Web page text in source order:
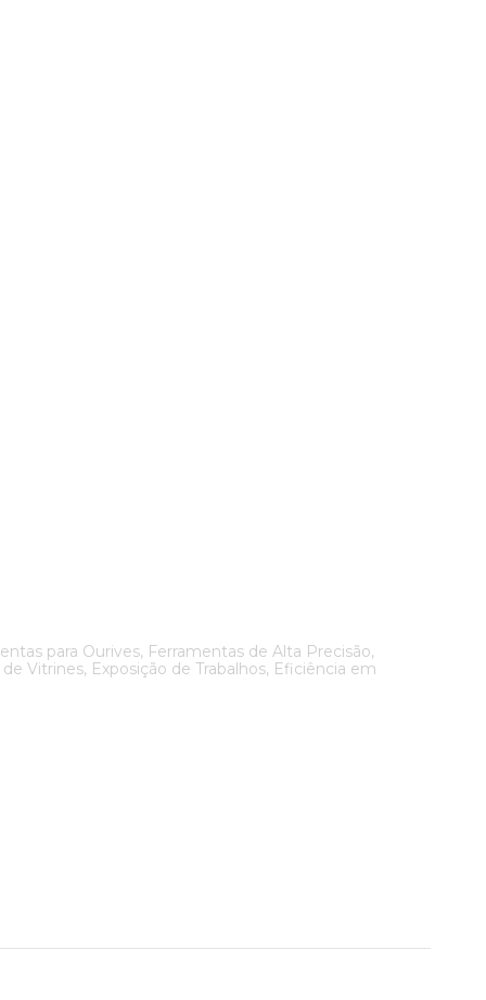
para Ourives, Ferramentas de Alta Precisão,
Vitrines, Exposição de Trabalhos, Eficiência em